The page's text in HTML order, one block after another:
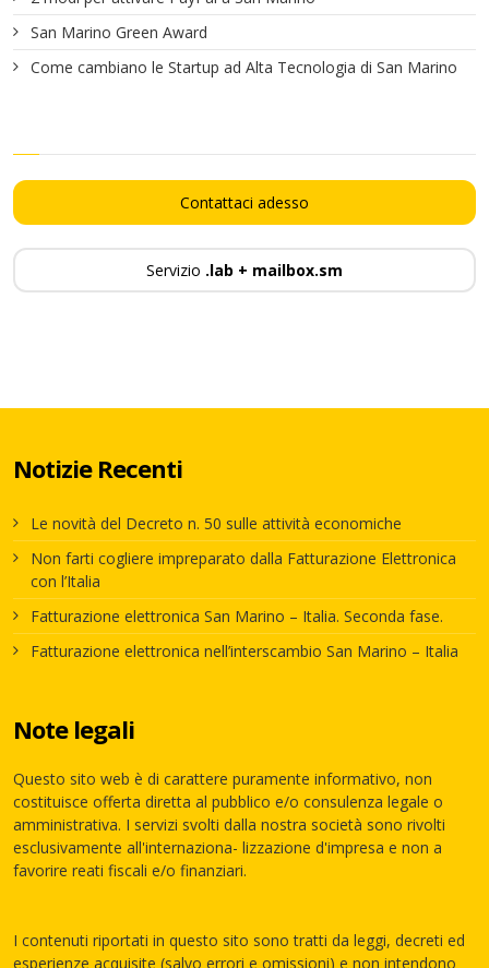
San Marino Green Award
Come cambiano le Startup ad Alta Tecnologia di San Marino
Contattaci adesso
Servizio .lab + mailbox.sm
Notizie Recenti
Le novità del Decreto n. 50 sulle attività economiche
Non farti cogliere impreparato dalla Fatturazione Elettronica
con l’Italia
Fatturazione elettronica San Marino – Italia. Seconda fase.
Fatturazione elettronica nell’interscambio San Marino – Italia
Note legali
Questo sito web è di carattere puramente informativo, non
costituisce offerta diretta al pubblico e/o consulenza legale o
amministrativa. I servizi svolti dalla nostra società sono rivolti
esclusivamente all'internaziona- lizzazione d'impresa e non a
favorire reati fiscali e/o finanziari.
I contenuti riportati in questo sito sono tratti da leggi, decreti ed
esperienze acquisite (salvo errori e omissioni) e non intendono